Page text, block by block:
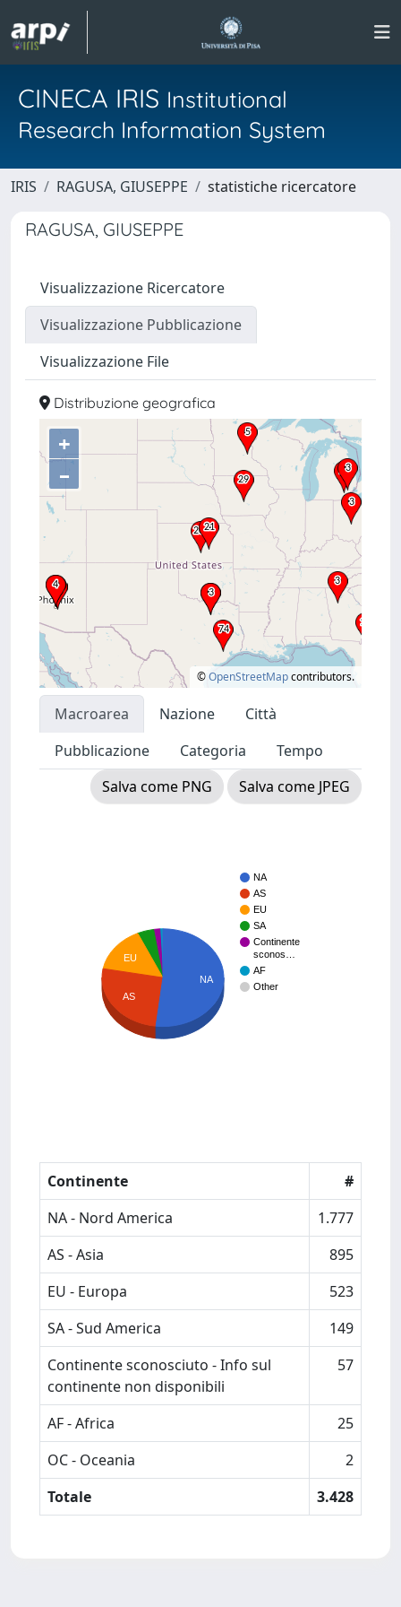
CINECA IRIS Institutional
Research Information System
IRIS RAGUSA, GIUSEPPE statistiche ricercatore
RAGUSA, GIUSEPPE
Visualizzazione Ricercatore
Visualizzazione Pubblicazione
Visualizzazione File
Distribuzione geografica
+
–
©OpenStreetMapcontributors.
Macroarea Nazione
Città
Pubblicazione
Categoria
Tempo
Salva come PNG
Salva come JPEG
NA
AS
EU
SA
Continente
sconos…
AF
Other
EU
AS
NA
Continente
#
NA - Nord America
1.777
AS - Asia
895
EU - Europa
523
SA - Sud America
149
Continente sconosciuto - Info sul
continente non disponibili
57
AF - Africa
25
OC - Oceania
2
Totale
3.428